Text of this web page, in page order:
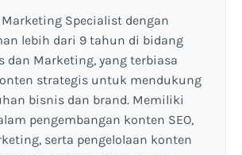
Specialist dengan
lebih dari 9 tahun di bidang
dan Marketing, yang terbiasa
strategis untuk mendukung
bisnis dan brand. Memiliki
pengembangan konten SEO,
serta pengelolaan konten